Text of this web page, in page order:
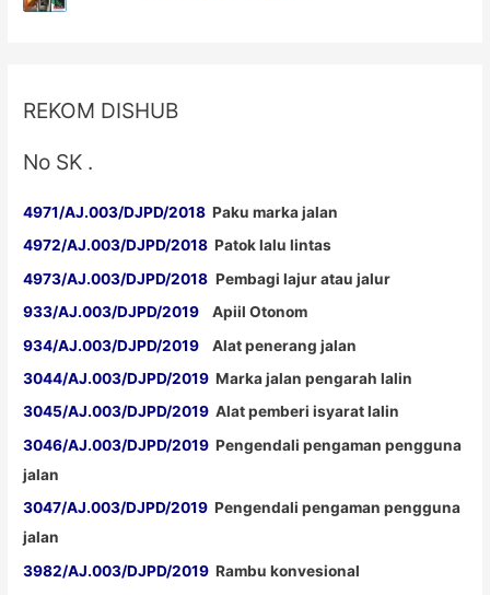
REKOM DISHUB
No SK .
4971/AJ.003/DJPD/2018 Paku marka jalan
4972/AJ.003/DJPD/2018 Patok lalu lintas
4973/AJ.003/DJPD/2018 Pembagi lajur atau jalur
933/AJ.003/DJPD/2019 Apiil Otonom
934/AJ.003/DJPD/2019 Alat penerang jalan
3044/AJ.003/DJPD/2019 Marka jalan pengarah lalin
3045/AJ.003/DJPD/2019 Alat pemberi isyarat lalin
3046/AJ.003/DJPD/2019 Pengendali pengaman pengguna
jalan
3047/AJ.003/DJPD/2019 Pengendali pengaman pengguna
jalan
3982/AJ.003/DJPD/2019 Rambu konvesional